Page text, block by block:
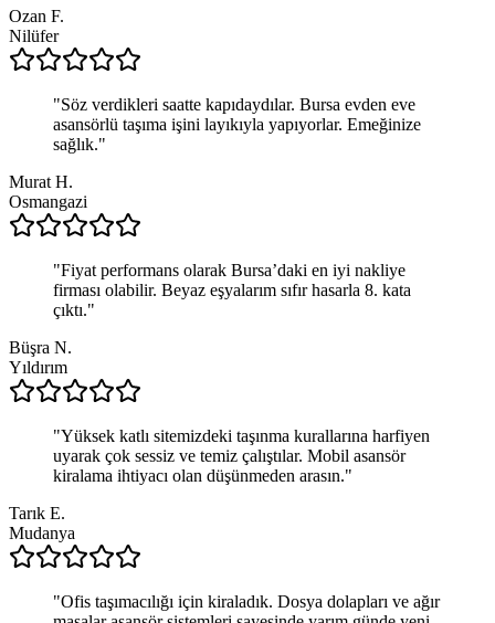
Ozan F.
Nilüfer
"Söz verdikleri saatte kapıdaydılar. Bursa evden eve
asansörlü taşıma işini layıkıyla yapıyorlar. Emeğinize
sağlık."
Murat H.
Osmangazi
"Fiyat performans olarak Bursa’daki en iyi nakliye
firması olabilir. Beyaz eşyalarım sıfır hasarla 8. kata
çıktı."
Büşra N.
Yıldırım
"Yüksek katlı sitemizdeki taşınma kurallarına harfiyen
uyarak çok sessiz ve temiz çalıştılar. Mobil asansör
kiralama ihtiyacı olan düşünmeden arasın."
Tarık E.
Mudanya
"Ofis taşımacılığı için kiraladık. Dosya dolapları ve ağır